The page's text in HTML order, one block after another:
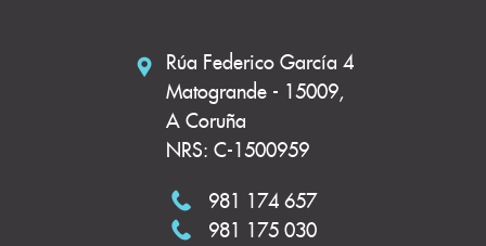
Rúa Federico García 4
Matogrande - 15009,
A Coruña
NRS: C-1500959
981 174 657
981 175 030